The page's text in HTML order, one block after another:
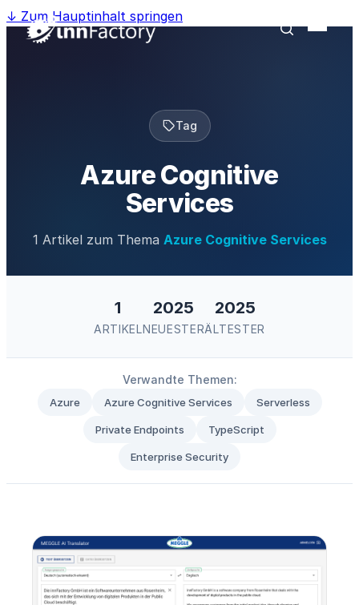
↓ Zum Hauptinhalt springen
Tag
Azure Cognitive
Services
1 Artikel zum Thema Azure Cognitive Services
1
ARTIKEL
2025
NEUESTER
2025
ÄLTESTER
Verwandte Themen:
Azure Azure Cognitive Services Serverless
Private Endpoints TypeScript
Enterprise Security